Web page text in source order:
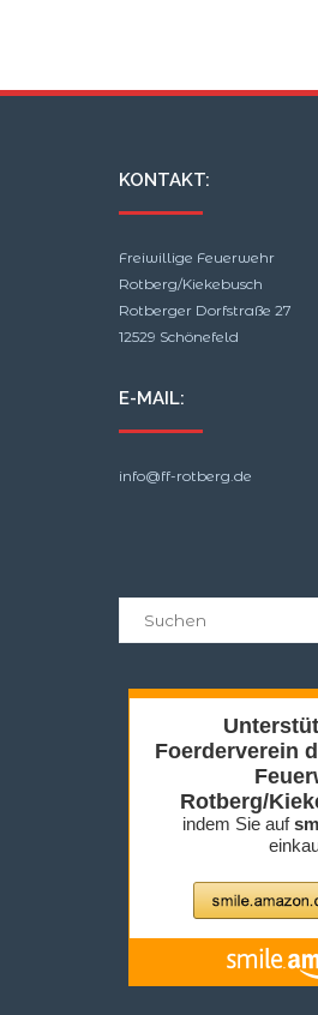
KONTAKT:
Freiwillige Feuerwehr
Rotberg/Kiekebusch
Rotberger Dorfstraße 27
12529 Schönefeld
E-MAIL:
info@ff-rotberg.de